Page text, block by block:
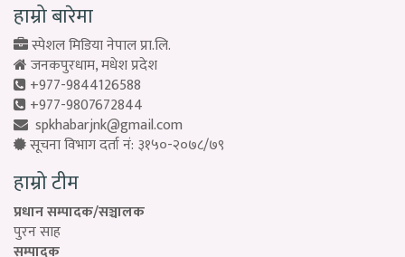
हाम्रो बारेमा
स्पेशल मिडिया नेपाल प्रा.लि.
जनकपुरधाम, मधेश प्रदेश
+977-9844126588
+977-9807672844
spkhabarjnk@gmail.com
सूचना विभाग दर्ता नं: ३१५०-२०७८/७९
हाम्रो टीम
प्रधान सम्पादक/सञ्चालक
पुरन साह
सम्पादक